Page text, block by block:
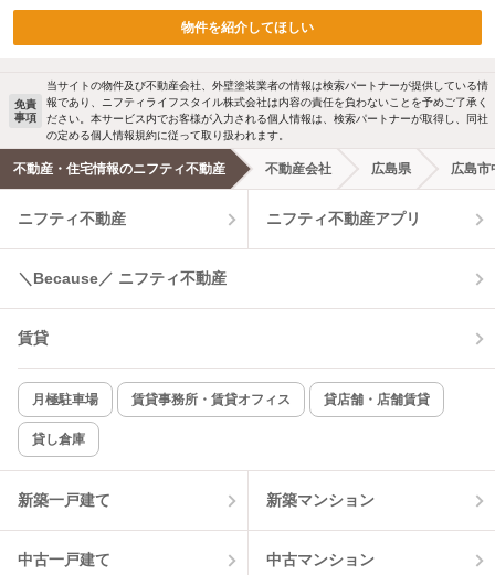
物件を紹介してほしい
免責
事項
当サイトの物件及び不動産会社、外壁塗装業者の情報は検索パートナーが提供している情
報であり、ニフティライフスタイル株式会社は内容の責任を負わないことを予めご了承く
ださい。本サービス内でお客様が入力される個人情報は、検索パートナーが取得し、同社
の定める個人情報規約に従って取り扱われます。
不動産・住宅情報のニフティ不動産 不動産会社 広島県 広島市
ニフティ不動産 ニフティ不動産アプリ
＼Because／ ニフティ不動産
賃貸
月極駐車場 賃貸事務所・賃貸オフィス 貸店舗・店舗賃貸
貸し倉庫
新築一戸建て 新築マンション
中古一戸建て 中古マンション